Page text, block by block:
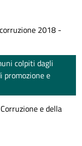
2018 -
colpiti dagli
e
e della